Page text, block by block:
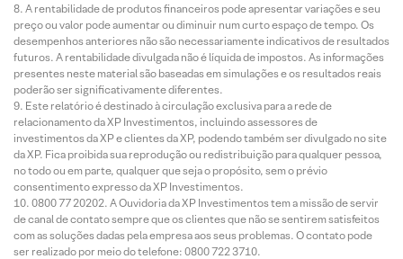
A rentabilidade de produtos financeiros pode apresentar variações e seu
preço ou valor pode aumentar ou diminuir num curto espaço de tempo. Os
desempenhos anteriores não são necessariamente indicativos de resultados
futuros. A rentabilidade divulgada não é líquida de impostos. As informações
presentes neste material são baseadas em simulações e os resultados reais
poderão ser significativamente diferentes.
Este relatório é destinado à circulação exclusiva para a rede de
relacionamento da XP Investimentos, incluindo assessores de
investimentos da XP e clientes da XP, podendo também ser divulgado no site
da XP. Fica proibida sua reprodução ou redistribuição para qualquer pessoa,
no todo ou em parte, qualquer que seja o propósito, sem o prévio
consentimento expresso da XP Investimentos.
0800 77 20202. A Ouvidoria da XP Investimentos tem a missão de servir
de canal de contato sempre que os clientes que não se sentirem satisfeitos
com as soluções dadas pela empresa aos seus problemas. O contato pode
ser realizado por meio do telefone: 0800 722 3710.